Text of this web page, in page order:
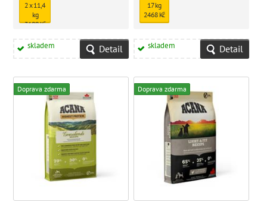
2 x 11,4
kg
3109 Kč
skladem Detail
17 kg
2468 Kč
skladem Detail
Doprava zdarma Doprava zdarma